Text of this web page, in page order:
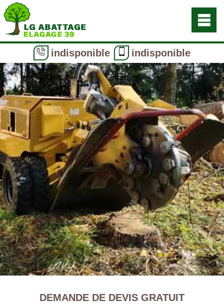
indisponible indisponible
DEMANDE DE DEVIS GRATUIT